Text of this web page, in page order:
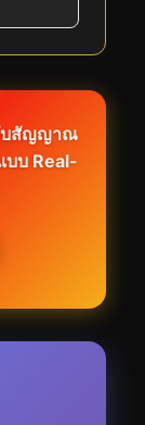
บสัญญาณ
บบ Real-